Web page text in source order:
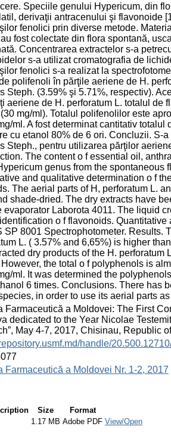
Speciile genului Hypericum, din
derivaţii antracenului şi flavonoide
fenolici prin diverse metode.
fost colectate din flora spontană,
Concentrarea extractelor s-a
s-a utilizat cromatografia de
fenolici s-a realizat la
polifenoli în părţile aeriene de H.
Steph. (3.59% şi 5.71%, respectiv).
aeriene de H. perforatum L. totalul de
mg/ml). Totalul polifenolilor este
ml. A fost determinat cantitativ
cu etanol 80% de 6 ori. Concluzii. S-
Steph., pentru utilizarea părţilor
The content o f essential oil,
genus from the spontaneous
and qualitative determination o f
The aerial parts of H, perforatum L.
shade-dried. The dry extracts have
evaporator Laborota 4011. The liquid
o f flavonoids.
SP 8001 Spectrophotometer. Results.
L. ( 3.57% and 6,65%) is higher
dry products of the H.
the total o f polyphenols is
ml. It was determined the
6 times. Conclusions. There has
in order to use its aerial parts
Farmaceutică a Moldovei: The First
dedicated to the Year Nicolae
May 4-7, 2017, Chisinau, Republic
handle/
Farmaceutică a Moldovei Nr. 1-2, 2017
Size
Format
1.17 MB Adobe PDF View/Open